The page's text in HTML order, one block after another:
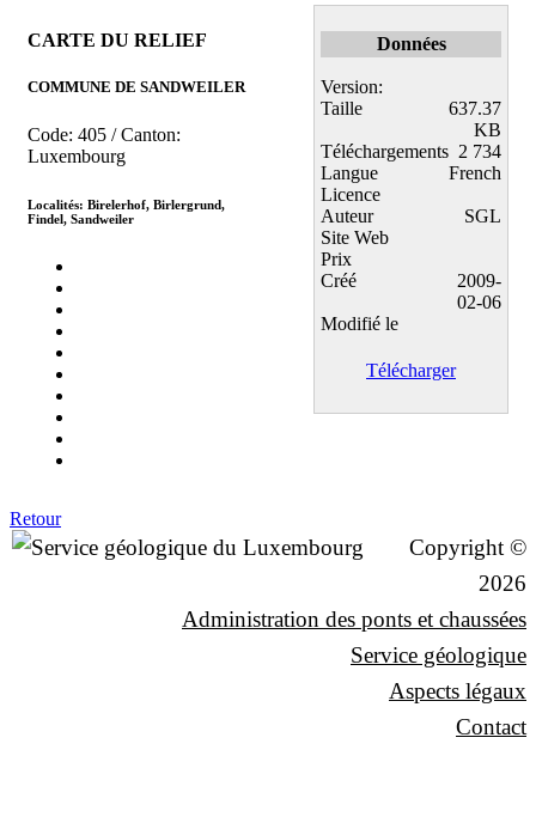
CARTE DU RELIEF
COMMUNE DE SANDWEILER
Code: 405 / Canton:
Luxembourg
Localités: Birelerhof, Birlergrund,
Findel, Sandweiler
Données
Version:
Taille
637.37
KB
Téléchargements 2 734
Langue
French
Licence
Auteur
SGL
Site Web
Prix
Créé
2009-
02-06
Modifié le
Télécharger
Retour
Copyright ©
2026
Administration des ponts et chaussées
Service géologique
Aspects légaux
Contact